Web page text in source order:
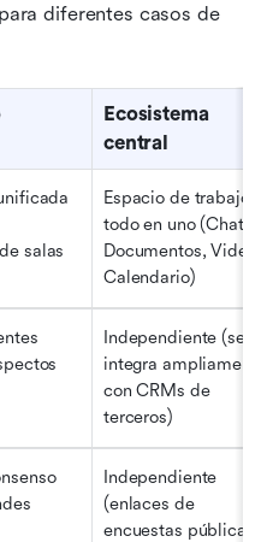
diferentes casos de
Ecosistema
central
salas
Espacio de trabajo
todo en uno (Chat,
Documentos, Video,
Calendario)
Independiente (se
integra ampliamente
con CRMs de
terceros)
Independiente
(enlaces de
encuestas públicas